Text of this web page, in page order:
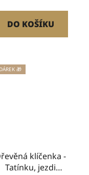
DO KOŠÍKU
🎁
klíčenka -
Tatínku, jezdi